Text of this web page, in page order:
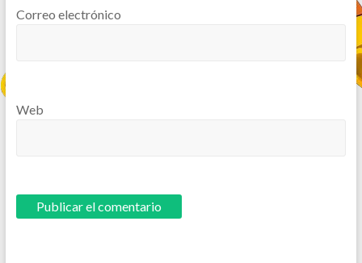
Correo electrónico
Web